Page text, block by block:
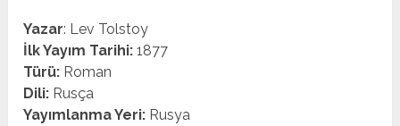
Yazar: Lev Tolstoy
İlk Yayım Tarihi: 1877
Türü: Roman
Dili: Rusça
Yayımlanma Yeri: Rusya